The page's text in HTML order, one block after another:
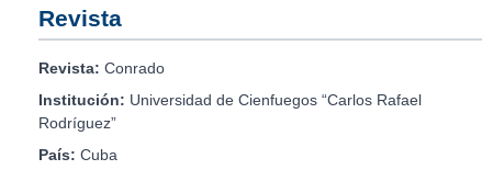
Revista
Revista: Conrado
Institución: Universidad de Cienfuegos “Carlos Rafael
Rodríguez”
País: Cuba